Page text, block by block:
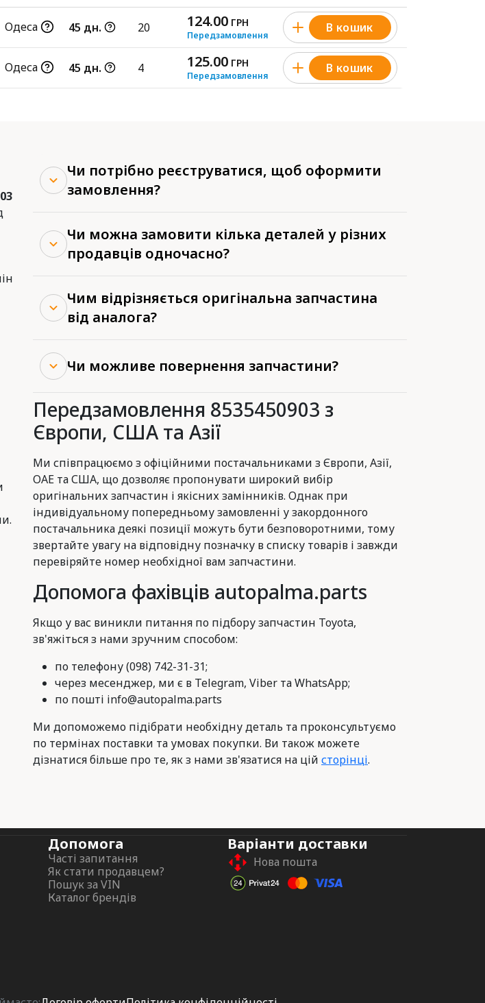
Одеса 45 дн. 20 124.00 ГРН
Передзамовлення
В кошик
Одеса 45 дн. 4 125.00 ГРН
Передзамовлення
В кошик
Чи потрібно реєструватися, щоб оформити
замовлення?
Чи можна замовити кілька деталей у різних
продавців одночасно?
Чим відрізняється оригінальна запчастина
від аналога?
Чи можливе повернення запчастини?
Передзамовлення 8535450903 з
Європи, США та Азії
Ми співпрацюємо з офіційними постачальниками з Європи, Азії,
ОАЕ та США, що дозволяє пропонувати широкий вибір
оригінальних запчастин і якісних замінників. Однак при
індивідуальному попередньому замовленні у закордонного
постачальника деякі позиції можуть бути безповоротними, тому
звертайте увагу на відповідну позначку в списку товарів і завжди
перевіряйте номер необхідної вам запчастини.
Допомога фахівців autopalma.parts
Якщо у вас виникли питання по підбору запчастин Toyota,
зв'яжіться з нами зручним способом:
по телефону (098) 742-31-31;
через месенджер, ми є в Telegram, Viber та WhatsApp;
по пошті info@autopalma.parts
Ми допоможемо підібрати необхідну деталь та проконсультуємо
по термінах поставки та умовах покупки. Ви також можете
дізнатися більше про те, як з нами зв'язатися на цій сторінці.
Допомога
Часті запитання
Як стати продавцем?
Пошук за VIN
Каталог брендів
Варіанти доставки
Нова пошта